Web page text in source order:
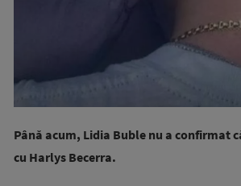
Până acum, Lidia Buble nu a confirmat
cu Harlys Becerra.